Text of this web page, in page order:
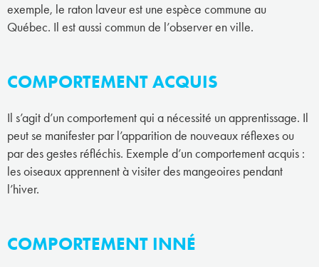
exemple, le raton laveur est une espèce commune au
Québec. Il est aussi commun de l’observer en ville.
COMPORTEMENT ACQUIS
Il s’agit d’un comportement qui a nécessité un apprentissage. Il
peut se manifester par l’apparition de nouveaux réflexes ou
par des gestes réfléchis. Exemple d’un comportement acquis :
les oiseaux apprennent à visiter des mangeoires pendant
l’hiver.
COMPORTEMENT INNÉ